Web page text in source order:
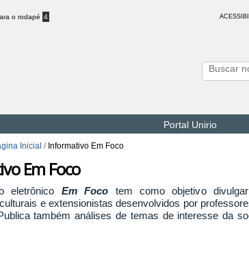
o rodapé 4
Portal Unirio
Inicial / Informativo Em Foco
Em Foco
eletrônico Em Foco tem como objetivo
e extensionistas desenvolvidos por
também análises de temas de interesse da